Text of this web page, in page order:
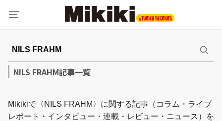
NILS FRAHM記事一覧
Mikikiで〈NILS FRAHM〉に関する記事（コラム・ライブ
レポート・インタビュー・連載・レビュー・ニュース）を